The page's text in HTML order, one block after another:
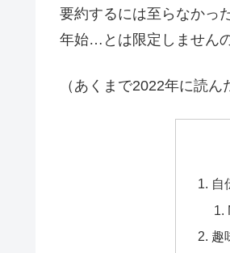
要約するには至らなかっ
年始…とは限定しません
（あくまで2022年に読
自
趣